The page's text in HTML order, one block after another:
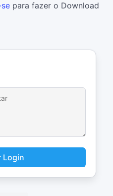
para fazer o Download
Login